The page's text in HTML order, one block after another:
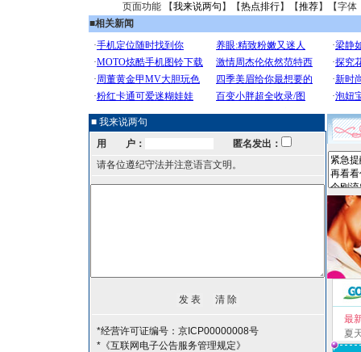
页面功能 【我来说两句 】【热点排行】【推荐】【字体
■相关新闻
■ 我来说两句
用 户：
匿名发出：
请各位遵纪守法并注意语言文明。
*经营许可证编号：京ICP00000008号
*《互联网电子公告服务管理规定》
最
夏